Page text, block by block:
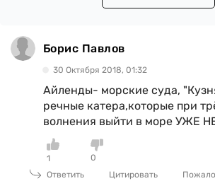
Борис Павлов
30 Октября 2018, 01:32
Айленды- морские суда,
речные катера,которые при
волнения выйти в море УЖЕ
1
0
Ответить
Цитировать